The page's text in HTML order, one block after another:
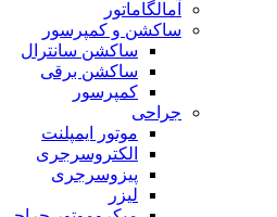
آمالگاماتور
ساکشن و کمپرسور
ساکشن سانترال
ساکشن برقی
کمپرسور
جراحی
موتور ایمپلنت
الکتروسرجری
پیزوسرجری
لیزر